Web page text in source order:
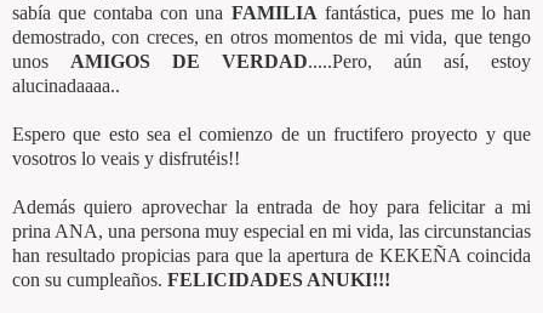
sabía que contaba con una FAMILIA fantástica, pues me lo han
demostrado, con creces, en otros momentos de mi vida, que tengo
unos AMIGOS DE VERDAD.....Pero, aún así, estoy
alucinadaaaa..
Espero que esto sea el comienzo de un fructifero proyecto y que
vosotros lo veais y disfrutéis!!
Además quiero aprovechar la entrada de hoy para felicitar a mi
prina ANA, una persona muy especial en mi vida, las circunstancias
han resultado propicias para que la apertura de KEKEÑA coincida
con su cumpleaños. FELICIDADES ANUKI!!!